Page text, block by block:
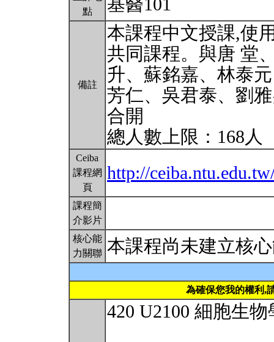
點
基醫101
備註
本課程中文授課,使
共同課程。與唐 堂
升、蘇銘嘉、林泰
芳仁、吳君泰、劉
合開
總人數上限：168人
Ceiba
課程網
頁
http://
課程簡
介影片
核心能
力關聯 本課程尚未建立核
為確保您我的權利,
420 U2100 細胞生